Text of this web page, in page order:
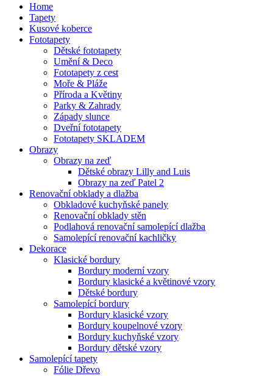
Home
Tapety
Kusové koberce
Fototapety
Dětské fototapety
Umění & Deco
Fototapety z cest
Moře & Pláže
Příroda a Květiny
Parky & Zahrady
Západy slunce
Dveřní fototapety
Fototapety SKLADEM
Obrazy
Obrazy na zeď
Dětské obrazy Lilly and Luis
Obrazy na zeď Patel 2
Renovační obklady a dlažba
Obkladové kuchyňské panely
Renovační obklady stěn
Podlahová renovační samolepící dlažba
Samolepící renovační kachličky
Dekorace
Klasické bordury
Bordury moderní vzory
Bordury klasické a květinové vzory
Dětské bordury
Samolepící bordury
Bordury klasické vzory
Bordury koupelnové vzory
Bordury kuchyňské vzory
Bordury dětské vzory
Samolepící tapety
Fólie Dřevo